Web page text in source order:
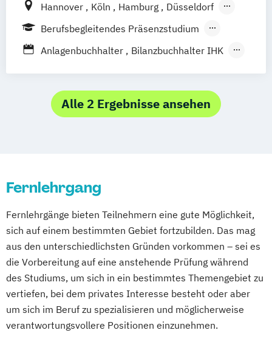
Master in Taxation
Steuerberater - Basis/Vertiefung
Steuerberater - Ergänzung
Steuerberater - Vertiefung
Steuerberater - Vorbereitung mündliche
Steuerfachwirt - Basis/Vertiefung
Steuerfachwirt - Grundlagen
Steuerfachwirt - Training
Steuerfachwirt - Vertiefung
Steuerfachwirt - Vorbereitung mündliche
Prüfung
Steuerfachwirt - Wiederholung & Training
Hannover Köln Hamburg
Düsseldorf
Frankfurt a.M.
Stuttgart
Berufsbegleitendes Präsenzstudium
Berufsbegleitender Präsenzlehrgang
Anlagenbuchhalter
Bilanzbuchhalter IHK
Lohn- und Gehaltsbuchhalter
Steuerberater – Klausur-Technik-Lehrgang
Steuerberater – Online-Intensiv-
Steuerberater – Vorbereitung auf die
mündliche Prüfung
Fernstudium
Steuerfachwirt Prüfungsvorbereitung –
Samstagslehrgang
Taxation
Alle 2 Ergebnisse ansehen
Fernlehrgang
Fernlehrgänge bieten Teilnehmern eine gute Möglichkeit,
sich auf einem bestimmten Gebiet fortzubilden. Das mag
aus den unterschiedlichsten Gründen vorkommen – sei es
die Vorbereitung auf eine anstehende Prüfung während
des Studiums, um sich in ein bestimmtes Themengebiet zu
vertiefen, bei dem privates Interesse besteht oder aber
um sich im Beruf zu spezialisieren und möglicherweise
verantwortungsvollere Positionen einzunehmen.